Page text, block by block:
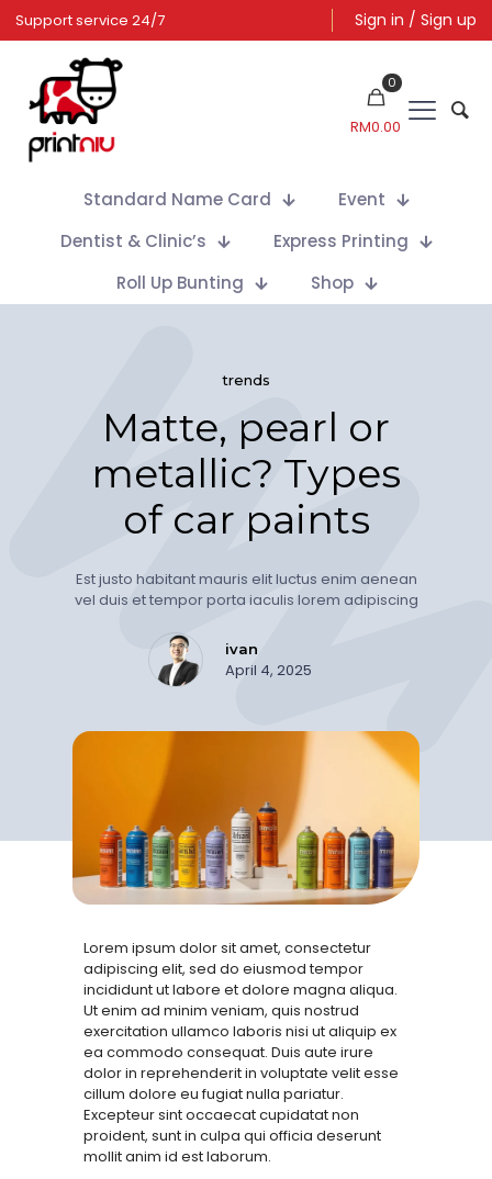
Support service 24/7 Sign in / Sign up
0
RM0.00
Standard Name Card
Event
Dentist & Clinic’s
Express Printing
Roll Up Bunting
Shop
trends
Matte, pearl or
metallic? Types
of car paints
Est justo habitant mauris elit luctus enim aenean
vel duis et tempor porta iaculis lorem adipiscing
ivan
April 4, 2025
Lorem ipsum dolor sit amet, consectetur
adipiscing elit, sed do eiusmod tempor
incididunt ut labore et dolore magna aliqua.
Ut enim ad minim veniam, quis nostrud
exercitation ullamco laboris nisi ut aliquip ex
ea commodo consequat. Duis aute irure
dolor in reprehenderit in voluptate velit esse
cillum dolore eu fugiat nulla pariatur.
Excepteur sint occaecat cupidatat non
proident, sunt in culpa qui officia deserunt
mollit anim id est laborum.